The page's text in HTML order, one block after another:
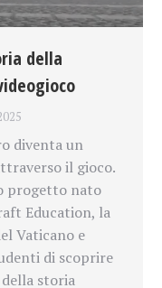
della
diventa un
il gioco.
progetto nato
Education, la
Vaticano e
di scoprire
storia